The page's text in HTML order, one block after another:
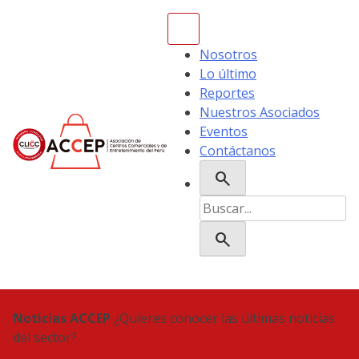
Nosotros
Lo último
Reportes
Nuestros Asociados
Eventos
Contáctanos
search
Buscar:
search
Noticias ACCEP ¿Quieres conocer las últimas noticias
del sector?